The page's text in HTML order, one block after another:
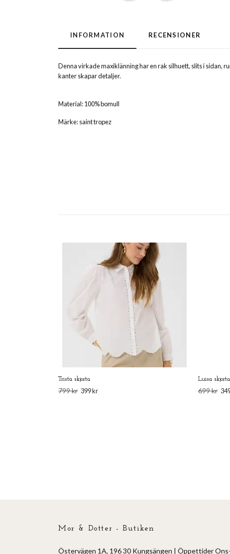
INFORMATION RECENSIONER
Denna virkade maxiklänning har en rak silhuett, slits i sidan,
kanter skapar detaljer.
Material: 100% bomull
Märke: saint tropez
Trista skjorta
799 kr 399 kr
Luisa
699 kr
Mor & Dotter - Butiken
Östervägen 1A, 196 30 Kungsängen | Öppettider Ons-